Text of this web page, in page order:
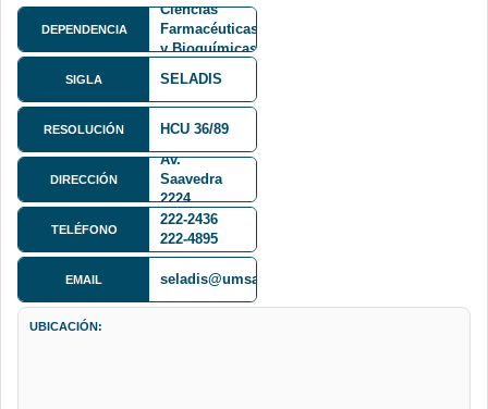
DEPENDENCIA
Ciencias
Farmacéuticas
y Bioquímicas
SIGLA SELADIS
RESOLUCIÓN HCU 36/89
DIRECCIÓN
Av.
Saavedra
2224
TELÉFONO
222-2436
222-4895
EMAIL seladis@umsa.bo
UBICACIÓN: